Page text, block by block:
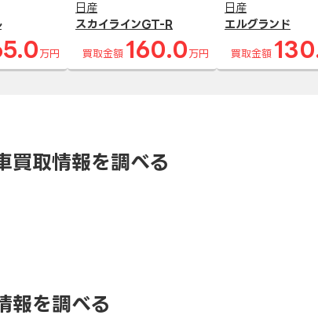
万円
日産
スカイラインGT-R
買取金額 160.0 万円
日産
エルグランド
買取金額
買取情報を調べる
報を調べる